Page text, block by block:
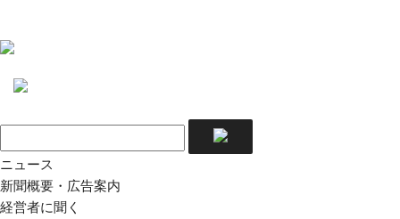
ニュース
新聞概要・広告案内
経営者に聞く